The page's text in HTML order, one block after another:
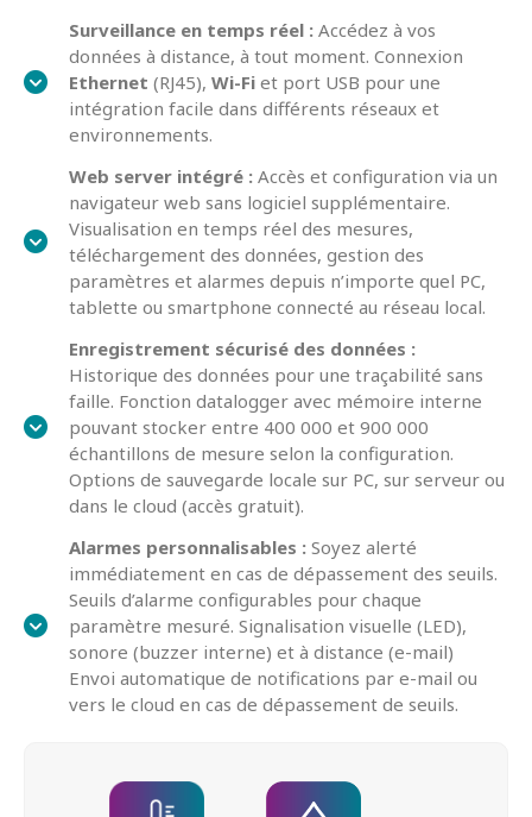
Surveillance en temps réel : Accédez à vos
données à distance, à tout moment. Connexion
Ethernet (RJ45), Wi-Fi et port USB pour une
intégration facile dans différents réseaux et
environnements.
Web server intégré : Accès et configuration via un
navigateur web sans logiciel supplémentaire.
Visualisation en temps réel des mesures,
téléchargement des données, gestion des
paramètres et alarmes depuis n’importe quel PC,
tablette ou smartphone connecté au réseau local.
Enregistrement sécurisé des données :
Historique des données pour une traçabilité sans
faille. Fonction datalogger avec mémoire interne
pouvant stocker entre 400 000 et 900 000
échantillons de mesure selon la configuration.
Options de sauvegarde locale sur PC, sur serveur ou
dans le cloud (accès gratuit).
Alarmes personnalisables : Soyez alerté
immédiatement en cas de dépassement des seuils.
Seuils d’alarme configurables pour chaque
paramètre mesuré. Signalisation visuelle (LED),
sonore (buzzer interne) et à distance (e-mail)
Envoi automatique de notifications par e-mail ou
vers le cloud en cas de dépassement de seuils.